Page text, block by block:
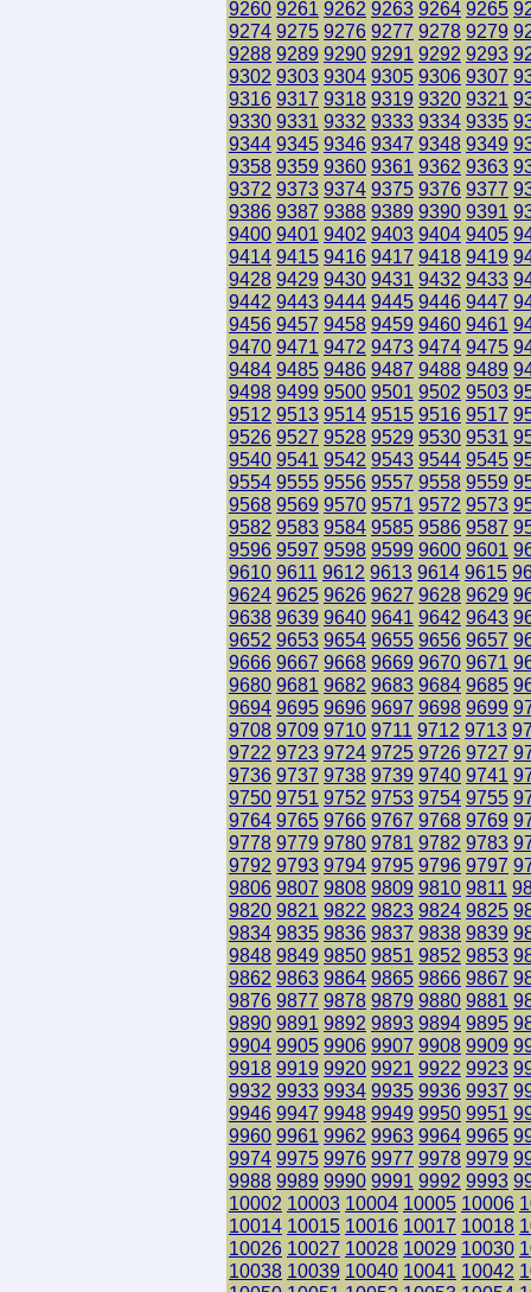
9260 9261 9262 9263 9264 9265
9274 9275 9276 9277 9278 9279
9288 9289 9290 9291 9292 9293
9302 9303 9304 9305 9306 9307
9316 9317 9318 9319 9320 9321
9330 9331 9332 9333 9334 9335
9344 9345 9346 9347 9348 9349
9358 9359 9360 9361 9362 9363
9372 9373 9374 9375 9376 9377
9386 9387 9388 9389 9390 9391
9400 9401 9402 9403 9404 9405
9414 9415 9416 9417 9418 9419
9428 9429 9430 9431 9432 9433
9442 9443 9444 9445 9446 9447
9456 9457 9458 9459 9460 9461
9470 9471 9472 9473 9474 9475
9484 9485 9486 9487 9488 9489
9498 9499 9500 9501 9502 9503
9512 9513 9514 9515 9516 9517
9526 9527 9528 9529 9530 9531
9540 9541 9542 9543 9544 9545
9554 9555 9556 9557 9558 9559
9568 9569 9570 9571 9572 9573
9582 9583 9584 9585 9586 9587
9596 9597 9598 9599 9600 9601
9610 9611 9612 9613 9614 9615
9624 9625 9626 9627 9628 9629
9638 9639 9640 9641 9642 9643
9652 9653 9654 9655 9656 9657
9666 9667 9668 9669 9670 9671
9680 9681 9682 9683 9684 9685
9694 9695 9696 9697 9698 9699
9708 9709 9710 9711 9712 9713
9722 9723 9724 9725 9726 9727
9736 9737 9738 9739 9740 9741
9750 9751 9752 9753 9754 9755
9764 9765 9766 9767 9768 9769
9778 9779 9780 9781 9782 9783
9792 9793 9794 9795 9796 9797
9806 9807 9808 9809 9810 9811
9820 9821 9822 9823 9824 9825
9834 9835 9836 9837 9838 9839
9848 9849 9850 9851 9852 9853
9862 9863 9864 9865 9866 9867
9876 9877 9878 9879 9880 9881
9890 9891 9892 9893 9894 9895
9904 9905 9906 9907 9908 9909
9918 9919 9920 9921 9922 9923
9932 9933 9934 9935 9936 9937
9946 9947 9948 9949 9950 9951
9960 9961 9962 9963 9964 9965
9974 9975 9976 9977 9978 9979
9988 9989 9990 9991 9992 9993
10002 10003 10004 10005 10006
10014 10015 10016 10017 10018
10026 10027 10028 10029 10030
10038 10039 10040 10041 10042